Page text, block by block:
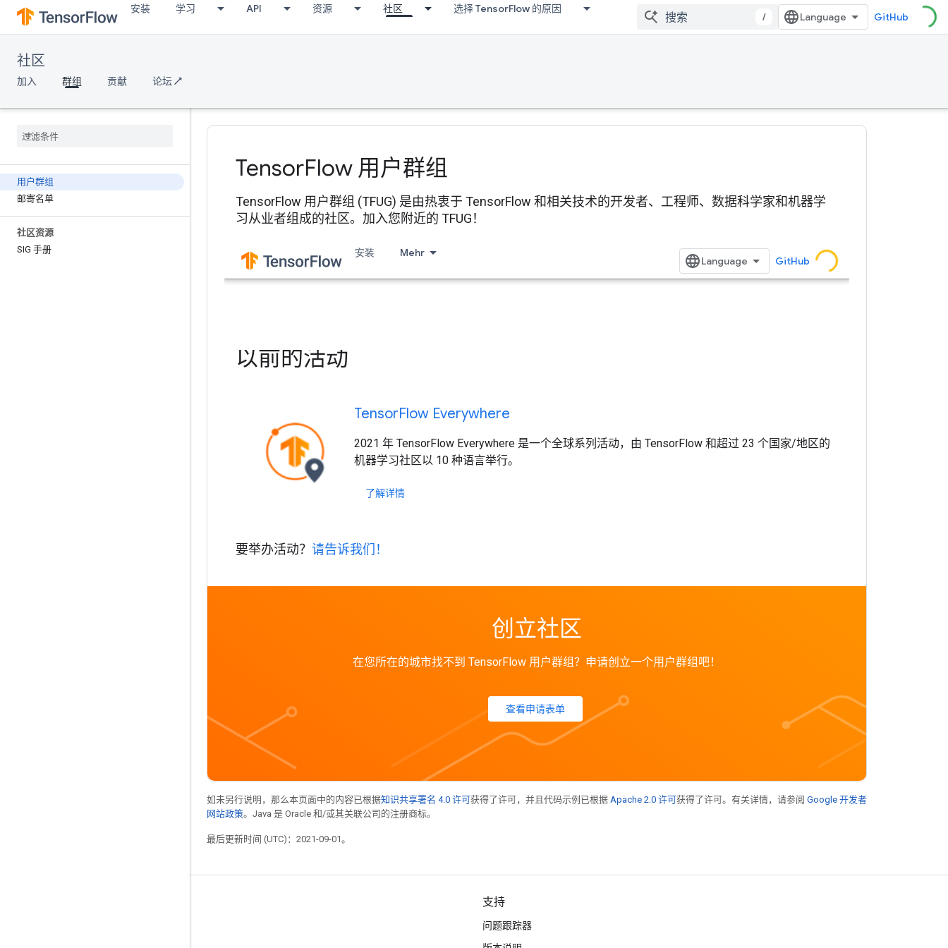
安装 学习 API 资源 社区 选择 TensorFlow 的原因
/ GitHub
社区
加入 群组 贡献 论坛 ↗
用户群组
邮寄名单
社区资源
SIG 手册
TensorFlow 用户群组
TensorFlow 用户群组 (TFUG) 是由热衷于 TensorFlow 和相关技术的开发者、工程师、数据科学家和机器学
习从业者组成的社区。加入您附近的 TFUG！
以前的活动
TensorFlow Everywhere
2021 年 TensorFlow Everywhere 是一个全球系列活动，由 TensorFlow 和超过 23 个国家/地区的
机器学习社区以 10 种语言举行。
了解详情
要举办活动？ 请告诉我们！
创立社区
在您所在的城市找不到 TensorFlow 用户群组？申请创立一个用户群组吧！
查看申请表单
如未另行说明，那么本页面中的内容已根据知识共享署名 4.0 许可获得了许可，并且代码示例已根据 Apache 2.0 许可获得了许可。有关详情，请参阅 Google 开发者
网站政策。Java 是 Oracle 和/或其关联公司的注册商标。
最后更新时间 (UTC)：2021-09-01。
支持
问题跟踪器